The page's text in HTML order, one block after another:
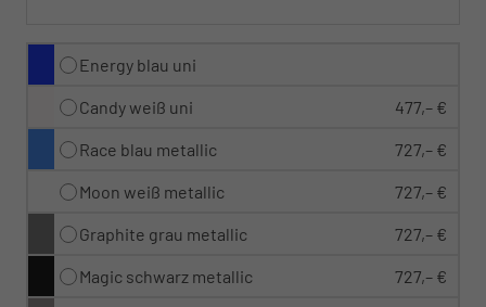
Energy blau uni
Candy weiß uni 477,– €
Race blau metallic 727,– €
Moon weiß metallic 727,– €
Graphite grau metallic 727,– €
Magic schwarz metallic 727,– €